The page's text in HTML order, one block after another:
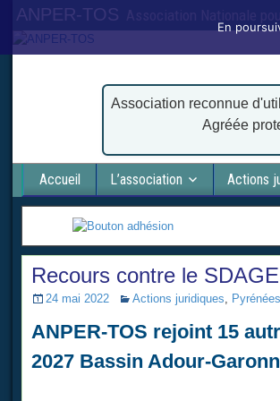
ANPER-TOS
Association reconnue
Agréée
Accueil L’association Actions
Recours contre le
24 mai 2022 Actions juridiques, Pyrénées
ANPER-TOS rejoint 15
2027 Bassin Adour-
En